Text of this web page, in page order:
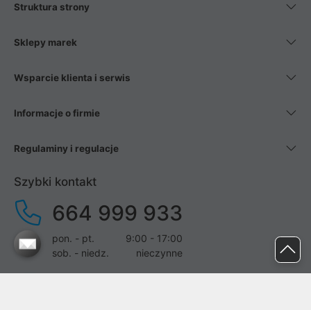
Struktura strony
Sklepy marek
Wsparcie klienta i serwis
Informacje o firmie
Regulaminy i regulacje
Szybki kontakt
664 999 933
pon. - pt.
9:00 - 17:00
sob. - niedz.
nieczynne